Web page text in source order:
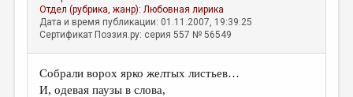
КОММЕНТАРИИ
ЛИТСАЛОН
ПРАВИЛА САЙТА
Отдел (рубрика, жанр):Любовная лирика
Дата и время публикации: 01.11.2007, 19:39:25
Сертификат Поэзия.ру: серия 557 № 56549
Собрали ворох ярко желтых листьев…
И, одевая паузы в слова,